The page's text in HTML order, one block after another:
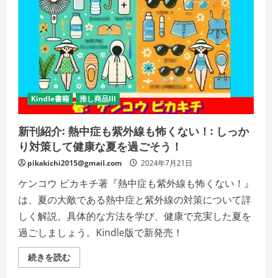
も
た
ら
す
健
康
効
果
(健
康
増
進
ブ
ッ
ス)
Kindle
版
の
詳
を
ご
覧
く
だ
さ
い
Kindle書籍 推し商品III
新刊紹介: 熱中症も紫外線も怖くない！: しっか
り対策して健康な夏を過ごそう！
pikakichi2015@gmail.com 2024年7月21日
ケンコウ ピカキチ著『熱中症も紫外線も怖くない！』
は、夏の大敵である熱中症と紫外線の対策について詳
しく解説。具体的な方法を学び、健康で充実した夏を
過ごしましょう。Kindle版で新発売！
続きを読む新
刊